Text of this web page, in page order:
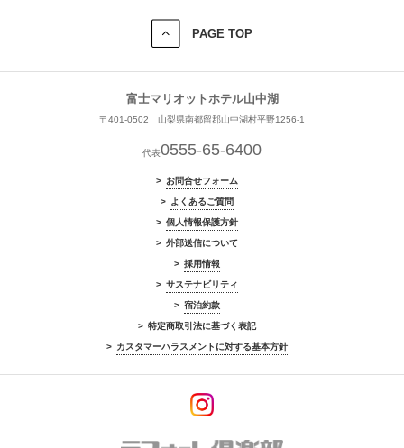
PAGE TOP
富士マリオットホテル山中湖
〒401-0502 山梨県南都留郡山中湖村平野1256-1
代表0555-65-6400
お問合せフォーム
よくあるご質問
個人情報保護方針
外部送信について
採用情報
サステナビリティ
宿泊約款
特定商取引法に基づく表記
カスタマーハラスメントに対する基本方針